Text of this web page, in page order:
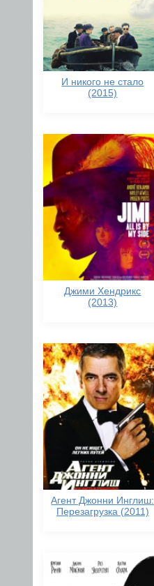
И никого не стало
(2015)
Джими Хендрикс
(2013)
Агент Джонни Инглиш:
Перезагрузка (2011)